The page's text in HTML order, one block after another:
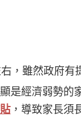
，雖然政府
是經濟弱勢的
，導致家長須